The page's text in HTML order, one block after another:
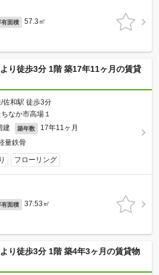
有面積 57.3㎡
り徒歩3分 1階 築17年11ヶ月の賃貸
/佐和駅 徒歩3分
なか市高場１
建 築年数 17年11ヶ月
量鉄骨
フローリング
有面積 37.53㎡
り徒歩3分 1階 築4年3ヶ月の賃貸物